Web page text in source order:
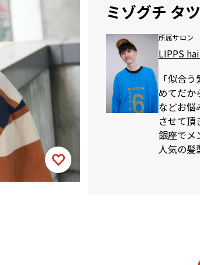
ミゾグチ タ
所属サロン
LIPPS
「似合
めてだか
などお悩
させて頂
銀座でメ
人気の髪